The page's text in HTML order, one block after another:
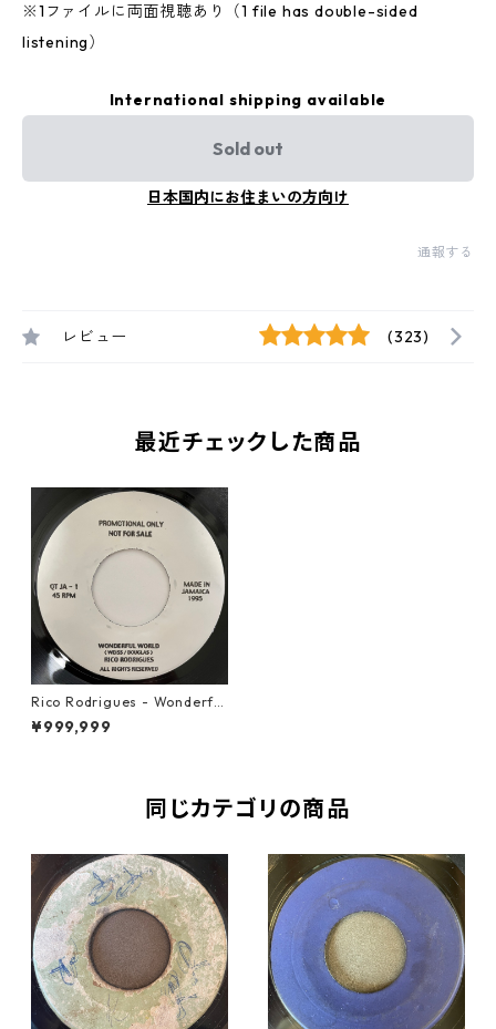
※1ファイルに両面視聴あり（1 file has double-sided
listening）
International shipping available
Sold out
日本国内にお住まいの方向け
通報する
レビュー (323)
最近チェックした商品
Rico Rodrigues - Wonderful
World【7-20961】
¥999,999
同じカテゴリの商品